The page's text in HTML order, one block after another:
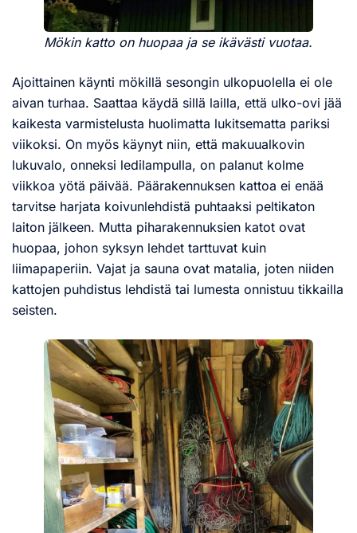
Mökin katto on huopaa ja se ikävästi vuotaa.
Ajoittainen käynti mökillä sesongin ulkopuolella ei ole
aivan turhaa. Saattaa käydä sillä lailla, että ulko-ovi jää
kaikesta varmistelusta huolimatta lukitsematta pariksi
viikoksi. On myös käynyt niin, että makuualkovin
lukuvalo, onneksi ledilampulla, on palanut kolme
viikkoa yötä päivää. Päärakennuksen kattoa ei enää
tarvitse harjata koivunlehdistä puhtaaksi peltikaton
laiton jälkeen. Mutta piharakennuksien katot ovat
huopaa, johon syksyn lehdet tarttuvat kuin
liimapaperiin. Vajat ja sauna ovat matalia, joten niiden
kattojen puhdistus lehdistä tai lumesta onnistuu tikkailla
seisten.